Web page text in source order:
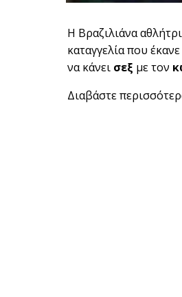
Η Βραζιλιάνα
καταγγελία που
να κάνει σεξ με τον
Διαβάστε